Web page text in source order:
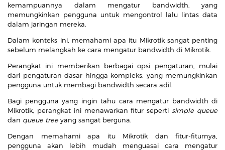
kemampuannya dalam mengatur bandwidth, yang
memungkinkan pengguna untuk mengontrol lalu lintas data
dalam jaringan mereka.
Dalam konteks ini, memahami apa itu Mikrotik sangat penting
sebelum melangkah ke cara mengatur bandwidth di Mikrotik.
Perangkat ini memberikan berbagai opsi pengaturan, mulai
dari pengaturan dasar hingga kompleks, yang memungkinkan
pengguna untuk membagi bandwidth secara adil.
Bagi pengguna yang ingin tahu cara mengatur bandwidth di
Mikrotik, perangkat ini menawarkan fitur sepertisimple queue
dan queue treeyang sangat berguna.
Dengan memahami apa itu Mikrotik dan fitur-fiturnya,
pengguna akan lebih mudah menguasai cara mengatur